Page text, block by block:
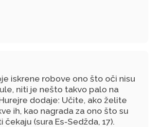
iskrene robove ono što oči nisu
niti je nešto takvo palo na
dodaje: Učite, ako želite
ih, kao nagrada za ono što su
(sura Es-Sedžda, 17).